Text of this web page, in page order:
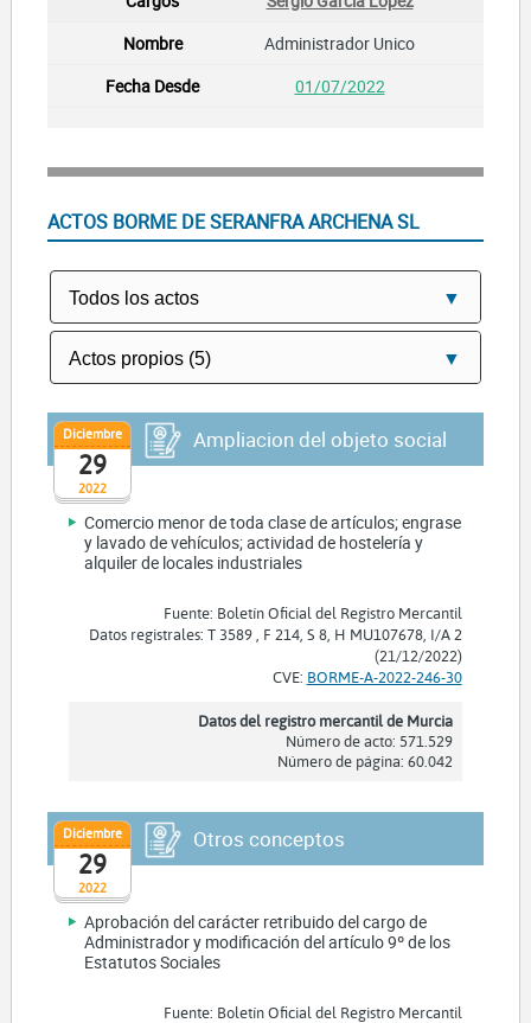
Administrador Unico
01/07/2022
ACTOS BORME DE SERANFRA ARCHENA SL
2022
Diciembre
29
Ampliacion del objeto social
Comercio menor de toda clase de artículos; engrase
y lavado de vehículos; actividad de hostelería y
alquiler de locales industriales
Fuente: Boletín Oficial del Registro Mercantil
Datos registrales: T 3589 , F 214, S 8, H MU107678, I/A 2
(21/12/2022)
CVE: BORME-A-2022-246-30
Datos del registro mercantil de Murcia
Número de acto: 571.529
Número de página: 60.042
2022
Diciembre
29
Otros conceptos
Aprobación del carácter retribuido del cargo de
Administrador y modificación del artículo 9º de los
Estatutos Sociales
Fuente: Boletín Oficial del Registro Mercantil